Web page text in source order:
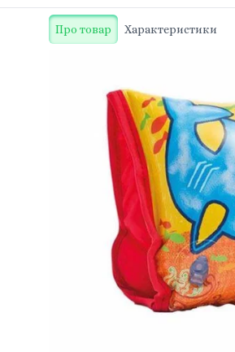
Про товар Характеристики